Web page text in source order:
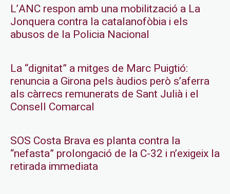
L’ANC respon amb una mobilització a La
Jonquera contra la catalanofòbia i els
abusos de la Policia Nacional
La “dignitat” a mitges de Marc Puigtió:
renuncia a Girona pels àudios però s’aferra
als càrrecs remunerats de Sant Julià i el
Consell Comarcal
SOS Costa Brava es planta contra la
“nefasta” prolongació de la C-32 i n’exigeix la
retirada immediata